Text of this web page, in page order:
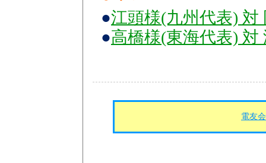
●江頭様(九州代表) 対
●高橋様(東海代表) 対
電友